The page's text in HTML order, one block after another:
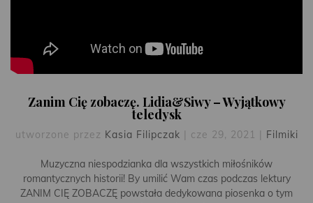
Zanim Cię zobaczę. Lidia&Siwy – Wyjątkowy
teledysk
utworzone przez Kasia Filipczak | cze 29, 2021 | Filmiki
Muzyczna niespodzianka dla wszystkich miłośników
romantycznych historii! By umilić Wam czas podczas lektury
ZANIM CIĘ ZOBACZĘ powstała dedykowana piosenka o tym